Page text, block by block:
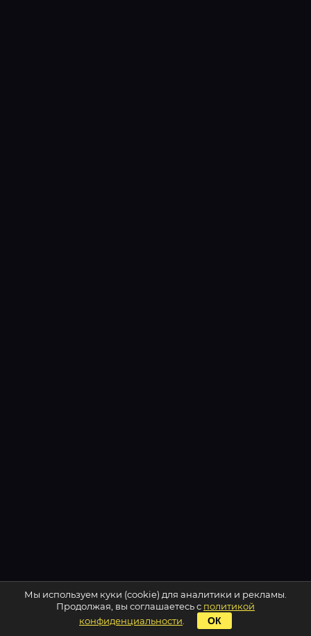
Мы используем куки (cookie) для аналитики и рекламы.
Продолжая, вы соглашаетесь с политикой
конфиденциальности
ОК